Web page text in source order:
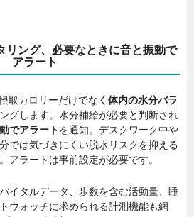
リング、必要なときに音と振動で
アラート
取カロリーだけでなく 体内の水分バラ
グします。水分補給が必要と判断され
でアラートを通知。デスクワーク中や
では気づきにくい脱水リスクを抑える
アラートは事前設定が必要です。
イタルデータ、歩数を含む活動量、睡
ウォッチに求められる計測機能も網